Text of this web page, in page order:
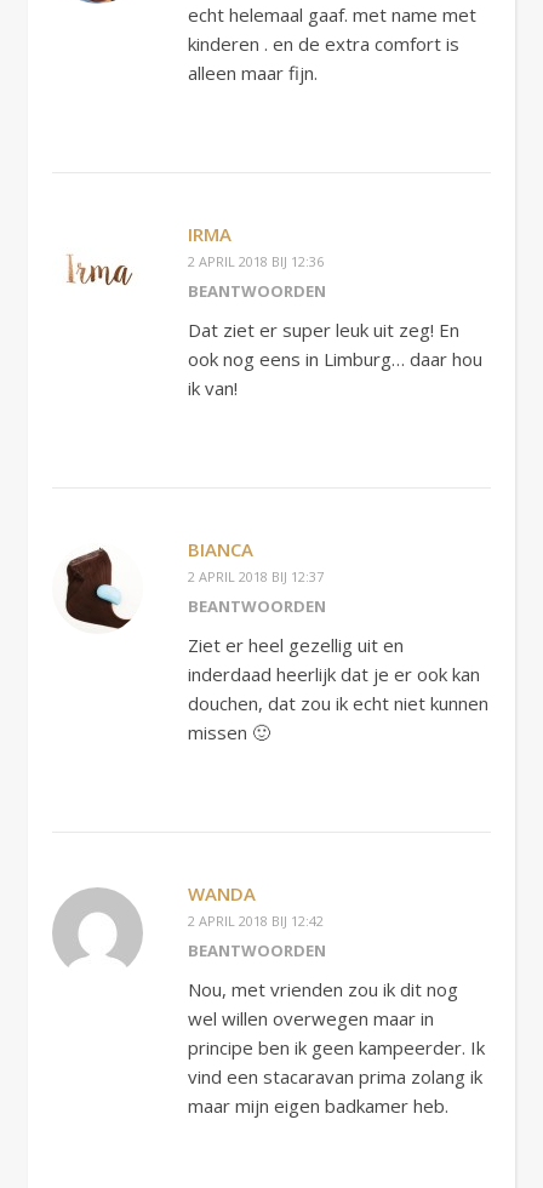
echt helemaal gaaf. met name met
kinderen . en de extra comfort is
alleen maar fijn.
IRMA
2 APRIL 2018 BIJ 12:36
BEANTWOORDEN
Dat ziet er super leuk uit zeg! En
ook nog eens in Limburg… daar hou
ik van!
BIANCA
2 APRIL 2018 BIJ 12:37
BEANTWOORDEN
Ziet er heel gezellig uit en
inderdaad heerlijk dat je er ook kan
douchen, dat zou ik echt niet kunnen
missen 🙂
WANDA
2 APRIL 2018 BIJ 12:42
BEANTWOORDEN
Nou, met vrienden zou ik dit nog
wel willen overwegen maar in
principe ben ik geen kampeerder. Ik
vind een stacaravan prima zolang ik
maar mijn eigen badkamer heb.